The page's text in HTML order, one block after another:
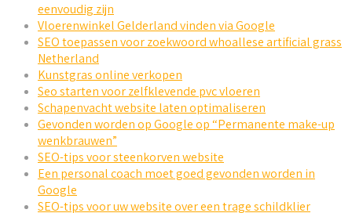
eenvoudig zijn
Vloerenwinkel Gelderland vinden via Google
SEO toepassen voor zoekwoord whoallese artificial grass
Netherland
Kunstgras online verkopen
Seo starten voor zelfklevende pvc vloeren
Schapenvacht website laten optimaliseren
Gevonden worden op Google op “Permanente make-up
wenkbrauwen”
SEO-tips voor steenkorven website
Een personal coach moet goed gevonden worden in
Google
SEO-tips voor uw website over een trage schildklier